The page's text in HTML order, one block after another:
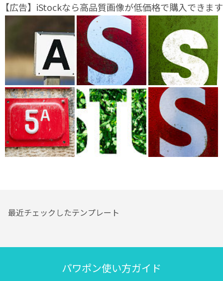
【広告】iStockなら高品質画像が低価格で購入できます
最近チェックしたテンプレート
パワポン使い方ガイド